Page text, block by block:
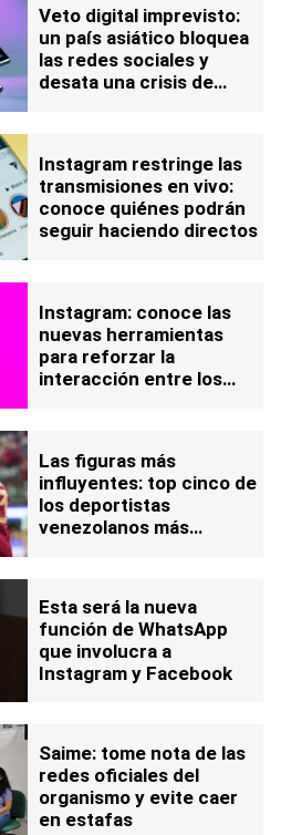
Veto digital imprevisto:
un país asiático bloquea
las redes sociales y
desata una crisis de
Instagram restringe las
transmisiones en vivo:
conoce quiénes podrán
seguir haciendo directos
Instagram: conoce las
nuevas herramientas
para reforzar la
interacción entre los
Las figuras más
influyentes: top cinco de
los deportistas
venezolanos más
Esta será la nueva
función de WhatsApp
que involucra a
Instagram y Facebook
Saime: tome nota de las
redes oficiales del
organismo y evite caer
en estafas